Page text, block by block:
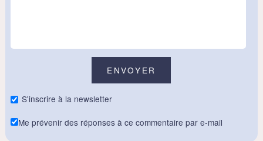
S'inscrire à la newsletter
Me prévenir des réponses à ce commentaire par e-mail